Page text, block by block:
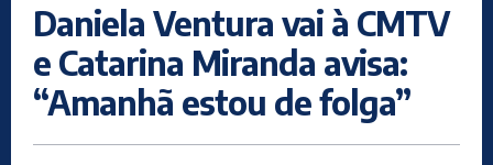
Daniela Ventura vai à CMTV
e Catarina Miranda avisa:
“Amanhã estou de folga”